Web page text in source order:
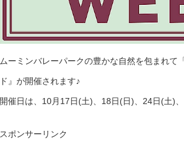
ムーミンバレーパークの豊かな自然を包まれ
ド』が開催されます♪
開催日は、10月17日(土)、18日(日)、24日(土)
スポンサーリンク